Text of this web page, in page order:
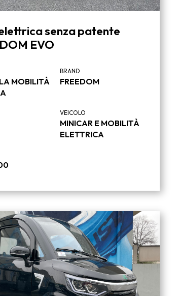
senza patente
EVO
MOBILITÀ
BRAND
FREEDOM
VEICOLO
MINICAR E MOBILITÀ
ELETTRICA